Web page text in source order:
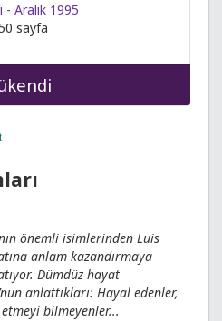
- Aralık 1995
sayfa
önemli isimlerinden Luis
anlam kazandırmaya
Dümdüz hayat
anlattıkları: Hayal edenler,
bilmeyenler...